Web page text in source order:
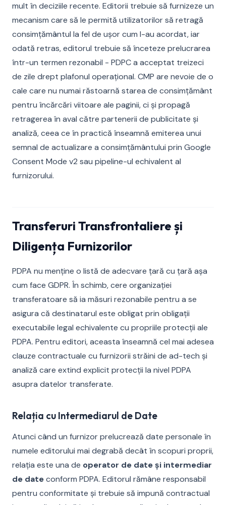
mult în deciziile recente. Editorii trebuie să furnizeze un
mecanism care să le permită utilizatorilor să retragă
consimțământul la fel de ușor cum l-au acordat, iar
odată retras, editorul trebuie să înceteze prelucrarea
într-un termen rezonabil - PDPC a acceptat treizeci
de zile drept plafonul operațional. CMP are nevoie de o
cale care nu numai răstoarnă starea de consimțământ
pentru încărcări viitoare ale paginii, ci și propagă
retragerea în aval către partenerii de publicitate și
analiză, ceea ce în practică înseamnă emiterea unui
semnal de actualizare a consimțământului prin Google
Consent Mode v2 sau pipeline-ul echivalent al
furnizorului.
Transferuri Transfrontaliere și
Diligența Furnizorilor
PDPA nu menține o listă de adecvare țară cu țară așa
cum face GDPR. În schimb, cere organizației
transferatoare să ia măsuri rezonabile pentru a se
asigura că destinatarul este obligat prin obligații
executabile legal echivalente cu propriile protecții ale
PDPA. Pentru editori, aceasta înseamnă cel mai adesea
clauze contractuale cu furnizorii străini de ad-tech și
analiză care extind explicit protecții la nivel PDPA
asupra datelor transferate.
Relația cu Intermediarul de Date
Atunci când un furnizor prelucrează date personale în
numele editorului mai degrabă decât în scopuri proprii,
relația este una de operator de date și intermediar
de dateconform PDPA. Editorul rămâne responsabil
pentru conformitate și trebuie să impună contractual